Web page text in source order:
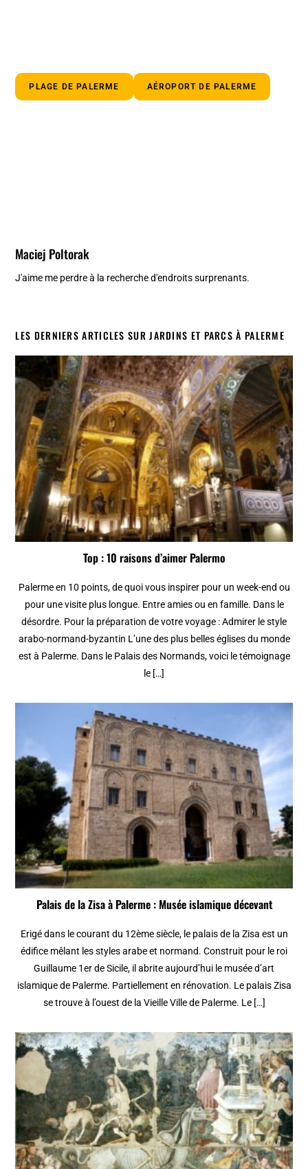
PLAGE DE PALERME AÉROPORT DE PALERME
Maciej Poltorak
J'aime me perdre à la recherche d'endroits surprenants.
LES DERNIERS ARTICLES SUR JARDINS ET PARCS À PALERME
Top : 10 raisons d’aimer Palermo
Palerme en 10 points, de quoi vous inspirer pour un week-end ou
pour une visite plus longue. Entre amies ou en famille. Dans le
désordre. Pour la préparation de votre voyage : Admirer le style
arabo-normand-byzantin L’une des plus belles églises du monde
est à Palerme. Dans le Palais des Normands, voici le témoignage
le […]
Palais de la Zisa à Palerme : Musée islamique décevant
Erigé dans le courant du 12ème siècle, le palais de la Zisa est un
édifice mêlant les styles arabe et normand. Construit pour le roi
Guillaume 1er de Sicile, il abrite aujourd’hui le musée d’art
islamique de Palerme. Partiellement en rénovation. Le palais Zisa
se trouve à l’ouest de la Vieille Ville de Palerme. Le […]